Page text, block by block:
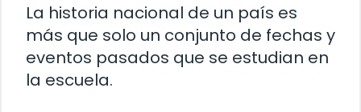
La historia nacional de un país es
más que solo un conjunto de fechas y
eventos pasados ​​que se estudian en
la escuela.